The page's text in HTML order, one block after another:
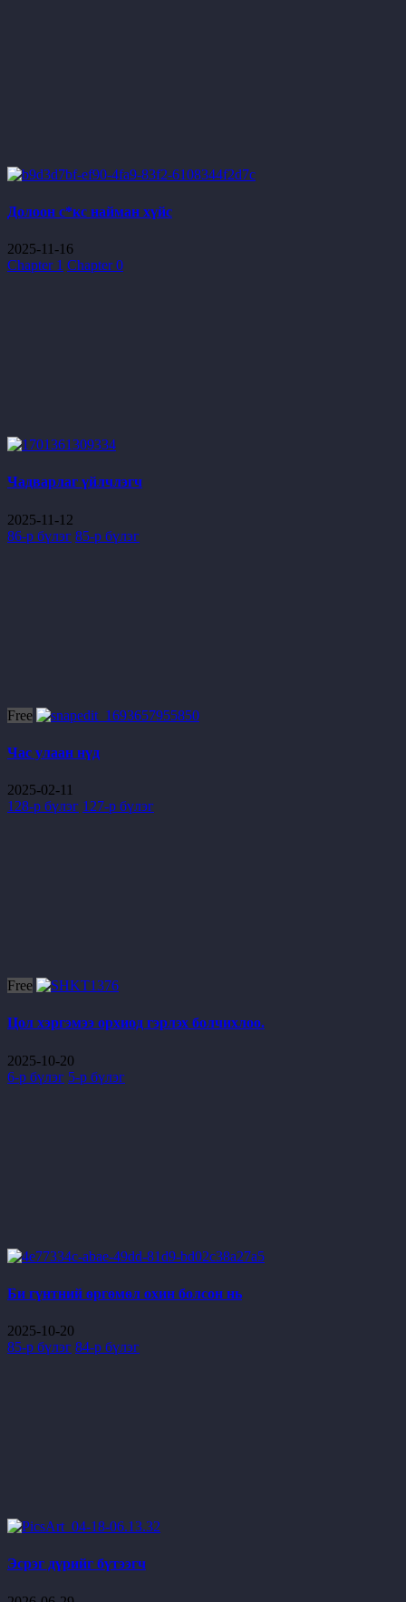
Долоон с*кс найман хүйс
2025-11-16
Chapter 1 Chapter 0
Чадварлаг үйлчлэгч
2025-11-12
86-р бүлэг 85-р бүлэг
Free
Час улаан нүд
2025-02-11
128-р бүлэг 127-р бүлэг
Free
Цол хэргэмээ орхиод гэрлэх болчихлоо.
2025-10-20
6-р бүлэг 5-р бүлэг
Би гүнтний өргөмөл охин болсон нь
2025-10-20
85-р бүлэг 84-р бүлэг
Эсрэг дүрийг бүтээгч